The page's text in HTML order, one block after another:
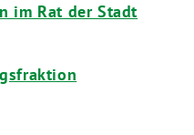
im Rat der Stadt